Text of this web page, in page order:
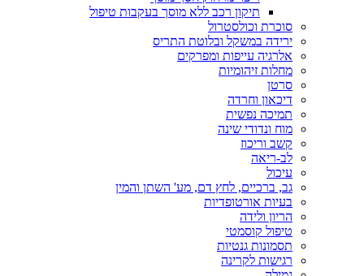
תיקון רכב ללא מוסך בעקבות טיפול
סוכרת וכולסטרול
ירידה במשקל ובלוטת התריס
אלרגיה עייפות ומפרקים
מחלות זיהומיות
סרטן
דיכאון וחרדה
תמיכה נפשית
מוח ונדודי שינה
קשב וריכוז
לב-ריאה
עיכול
גב, ברכיים, לחץ דם, מע' השתן והמין
בעיות אורטופדיות
הריון ולידה
טיפול קוסמטי
תסמונות גנטיות
רגישות לקרינה